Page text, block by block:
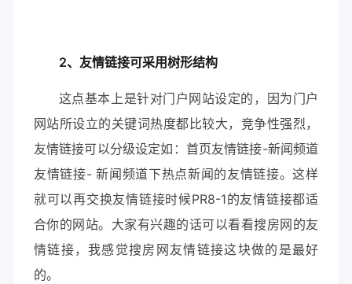
2、友情链接可采用树形结构
这点基本上是针对门户网站设定的，因为门户
网站所设立的关键词热度都比较大，竞争性强烈，
友情链接可以分级设定如：首页友情链接-新闻频道
友情链接- 新闻频道下热点新闻的友情链接。这样
就可以再交换友情链接时候PR8-1的友情链接都适
合你的网站。大家有兴趣的话可以看看搜房网的友
情链接，我感觉搜房网友情链接这块做的是最好
的。